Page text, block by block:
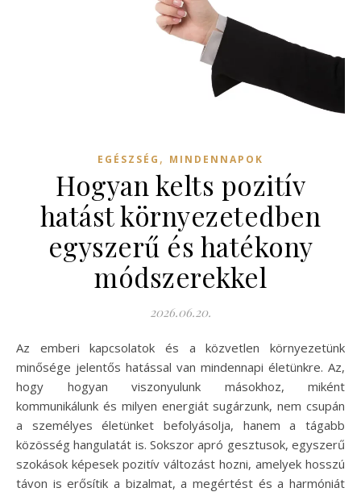
EGÉSZSÉG , MINDENNAPOK
Hogyan kelts pozitív
hatást környezetedben
egyszerű és hatékony
módszerekkel
2026.06.20.
Az emberi kapcsolatok és a közvetlen környezetünk
minősége jelentős hatással van mindennapi életünkre. Az,
hogy hogyan viszonyulunk másokhoz, miként
kommunikálunk és milyen energiát sugárzunk, nem csupán
a személyes életünket befolyásolja, hanem a tágabb
közösség hangulatát is. Sokszor apró gesztusok, egyszerű
szokások képesek pozitív változást hozni, amelyek hosszú
távon is erősítik a bizalmat, a megértést és a harmóniát